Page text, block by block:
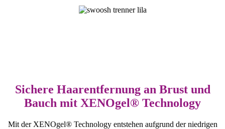
Sichere Haarentfernung an Brust und
Bauch mit XENOgel® Technology
Mit der XENOgel® Technology entstehen aufgrund der niedrigen